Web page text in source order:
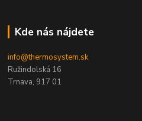
Kde nás nájdete
info@thermosystem.sk
Ružindolská 16
Trnava, 917 01